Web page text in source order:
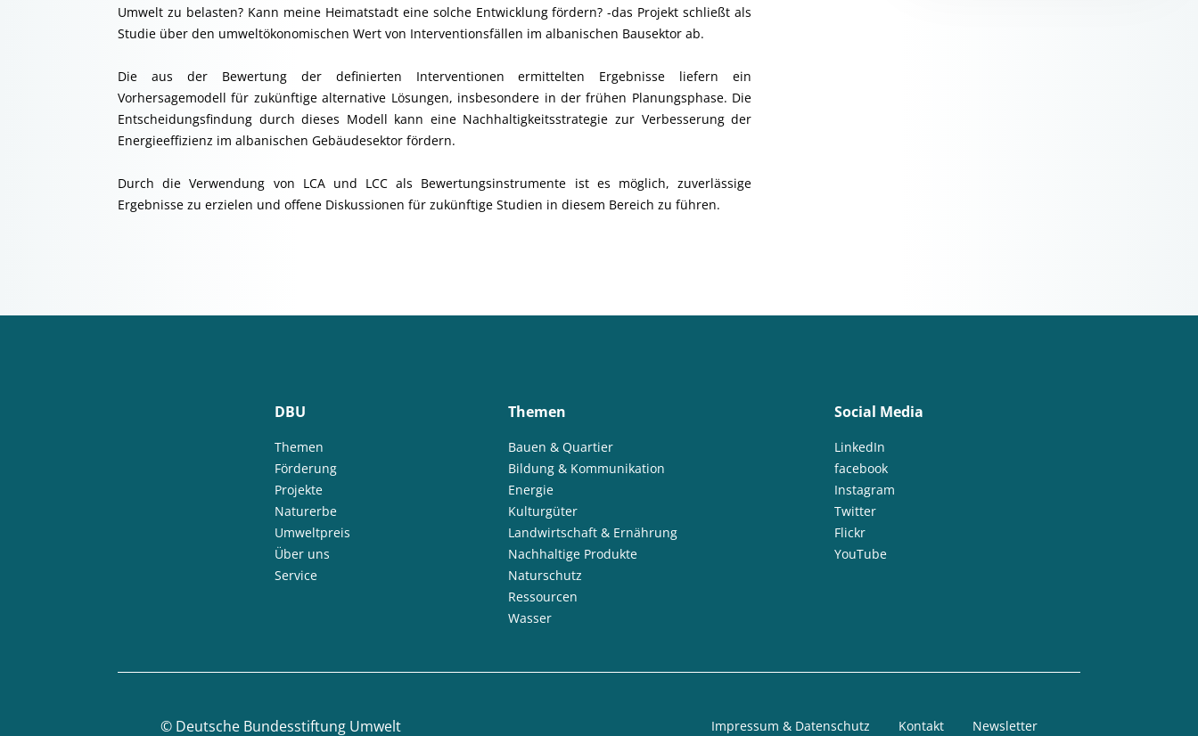
Umwelt zu belasten? Kann meine Heimatstadt eine solche Entwicklung fördern? -das Projekt schließt als
Studie über den umweltökonomischen Wert von Interventionsfällen im albanischen Bausektor ab.
Die aus der Bewertung der definierten Interventionen ermittelten Ergebnisse liefern ein
Vorhersagemodell für zukünftige alternative Lösungen, insbesondere in der frühen Planungsphase. Die
Entscheidungsfindung durch dieses Modell kann eine Nachhaltigkeitsstrategie zur Verbesserung der
Energieeffizienz im albanischen Gebäudesektor fördern.
Durch die Verwendung von LCA und LCC als Bewertungsinstrumente ist es möglich, zuverlässige
Ergebnisse zu erzielen und offene Diskussionen für zukünftige Studien in diesem Bereich zu führen.
DBU
Themen
Förderung
Projekte
Naturerbe
Umweltpreis
Über uns
Service
Themen
Bauen & Quartier
Bildung & Kommunikation
Energie
Kulturgüter
Landwirtschaft & Ernährung
Nachhaltige Produkte
Naturschutz
Ressourcen
Wasser
Social Media
LinkedIn
facebook
Instagram
Twitter
Flickr
YouTube
© Deutsche Bundesstiftung Umwelt Impressum & Datenschutz Kontakt Newsletter